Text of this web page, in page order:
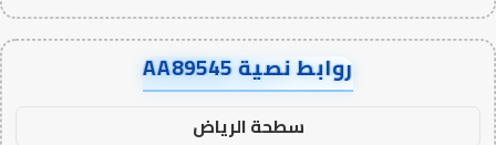
روابط نصية AA89545
سطحة الرياض